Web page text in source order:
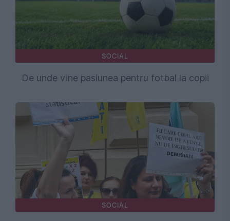
SOCIAL
De unde vine pasiunea pentru fotbal la copii
SOCIAL